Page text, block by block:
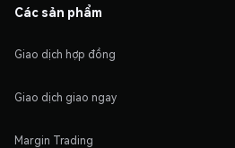
Các sản phẩm
Giao dịch hợp đồng
Giao dịch giao ngay
Margin Trading